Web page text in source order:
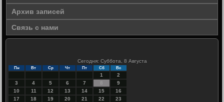
Архив записей
Связь с нами
Сегодня: Суббота, 8 Августа
Пн Вт Ср Чт Пт Сб Вс
1
2
3
4 5 6 7 8
9
10
11 12 13 14 15
16
17
18 19 20 21 22
23